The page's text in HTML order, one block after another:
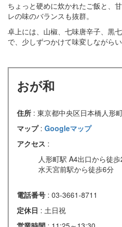
ちょっと硬めに炊かれたご飯と、
レの味のバランスも抜群。
卓上には、山椒、七味唐辛子、黒
で、少しずつかけて味変しながら
おが和
住所 : 東京都中央区日本橋人形
マップ : Googleマップ
アクセス :
人形町駅 A4出口から徒
水天宮前駅から徒歩6分
電話番号 : 03-3661-8711
定休日 : 土日祝